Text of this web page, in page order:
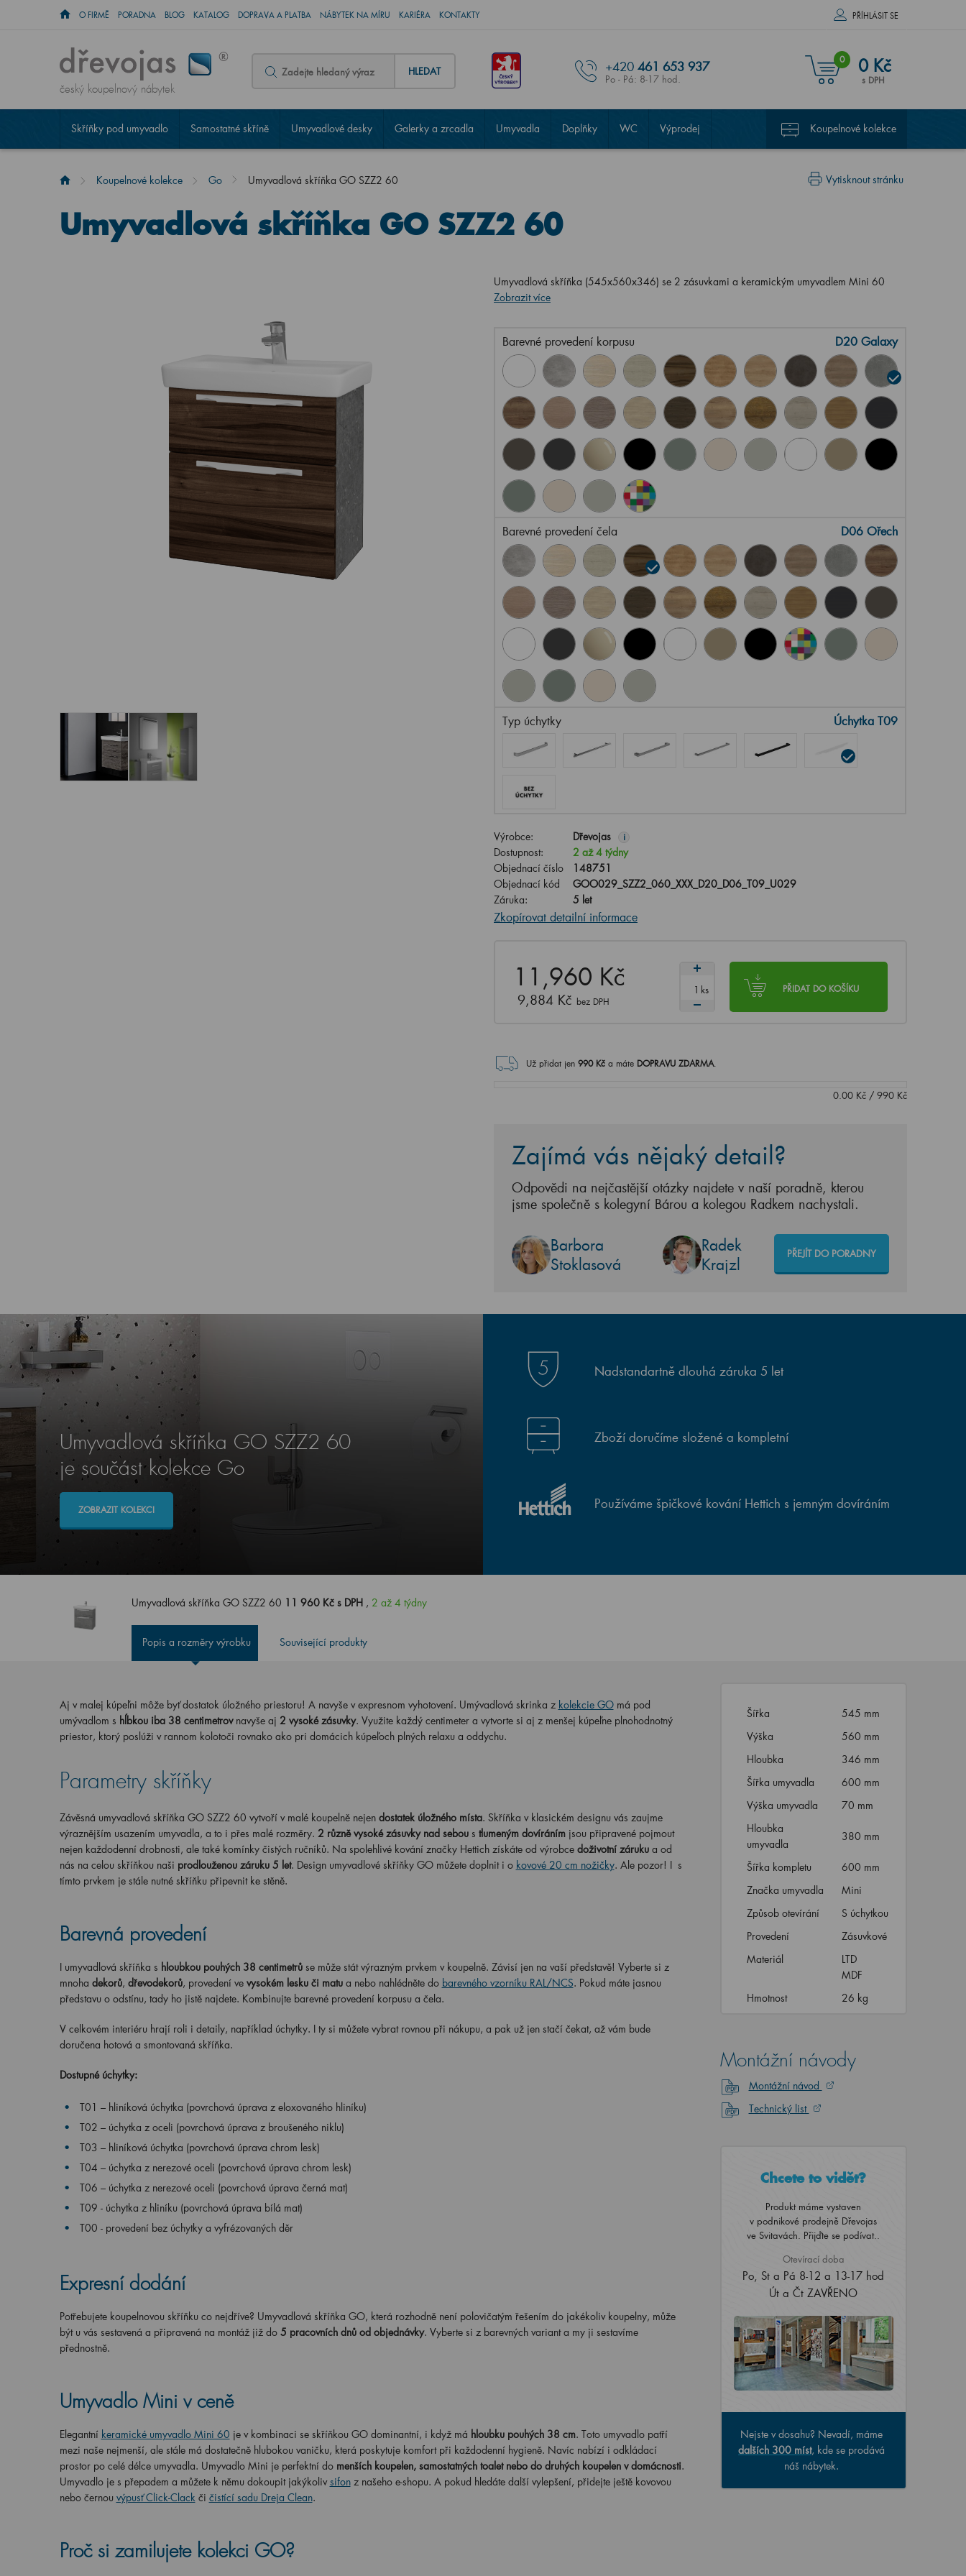
O FIRMĚ PORADNA BLOG KATALOG DOPRAVA A PLATBA NÁBYTEK NA MÍRU KARIÉRA KONTAKTY PŘÍHLÁSIT SE
český koupelnový nábytek
HLEDAT +420 461 653 937
Po - Pá: 8-17 hod.
0 0 Kč
s DPH
Skříňky pod umyvadlo Samostatné skříně Umyvadlové desky Galerky a zrcadla Umyvadla Doplňky WC Výprodej Koupelnové kolekce
Vytisknout stránku
Koupelnové kolekce Go Umyvadlová skříňka GO SZZ2 60
Umyvadlová skříňka GO SZZ2 60
Umyvadlová skříňka (545x560x346) se 2 zásuvkami a keramickým umyvadlem Mini 60
Zobrazit více
Barevné provedení korpusu D20 Galaxy
Barevné provedení čela D06 Ořech
Typ úchytky Úchytka T09
Výrobce: Dřevojas i
Dostupnost:
2 až 4 týdny
Objednací číslo
148751
Objednací kód
GOO029_SZZ2_060_XXX_D20_D06_T09_U029
Záruka:
5 let
Zkopírovat detailní informace
11,960 Kč
9,884 Kč bez DPH
PŘIDAT DO KOŠÍKU
ks
Už přidat jen 990Kč a máte DOPRAVU ZDARMA.
0.00Kč/ 990Kč
Zajímá vás nějaký detail?
Odpovědi na nejčastější otázky najdete v naší poradně, kterou
jsme společně s kolegyní Bárou a kolegou Radkem nachystali.
Barbora
Stoklasová
Radek
Krajzl
PŘEJÍT DO PORADNY
Umyvadlová skříňka GO SZZ2 60
je součást kolekce Go
ZOBRAZIT KOLEKCI
Nadstandartně dlouhá záruka 5 let
Zboží doručíme složené a kompletní
Používáme špičkové kování Hettich s jemným dovíráním
Umyvadlová skříňka GO SZZ2 60 11 960 Kč s DPH , 2 až 4 týdny
Popis a rozměry výrobku Související produkty
Aj v malej kúpeľni môže byť dostatok úložného priestoru! A navyše v expresnom vyhotovení. Umývadlová skrinka z kolekcie GO má pod
umývadlom s hĺbkou iba 38 centimetrov navyše aj 2 vysoké zásuvky. Využite každý centimeter a vytvorte si aj z menšej kúpeľne plnohodnotný
priestor, ktorý poslúži v rannom kolotoči rovnako ako pri domácich kúpeľoch plných relaxu a oddychu.
Parametry skříňky
Závěsná umyvadlová skříňka GO SZZ2 60 vytvoří v malé koupelně nejen dostatek úložného místa. Skříňka v klasickém designu vás zaujme
výraznějším usazením umyvadla, a to i přes malé rozměry. 2 různě vysoké zásuvky nad sebou s tlumeným dovíráním jsou připravené pojmout
nejen každodenní drobnosti, ale také komínky čistých ručníků. Na spolehlivé kování značky Hettich získáte od výrobce doživotní záruku a od
nás na celou skříňkou naši prodlouženou záruku 5 let. Design umyvadlové skříňky GO můžete doplnit i o kovové 20 cm nožičky. Ale pozor! I s
tímto prvkem je stále nutné skříňku připevnit ke stěně.
Barevná provedení
I umyvadlová skříňka s hloubkou pouhých 38 centimetrů se může stát výrazným prvkem v koupelně. Závisí jen na vaší představě! Vyberte si z
mnoha dekorů, dřevodekorů, provedení ve vysokém lesku či matu a nebo nahlédněte do barevného vzorníku RAL/NCS. Pokud máte jasnou
představu o odstínu, tady ho jistě najdete. Kombinujte barevné provedení korpusu a čela.
V celkovém interiéru hrají roli i detaily, například úchytky. I ty si můžete vybrat rovnou při nákupu, a pak už jen stačí čekat, až vám bude
doručena hotová a smontovaná skříňka.
Dostupné úchytky:
T01 – hliníková úchytka (povrchová úprava z eloxovaného hliníku)
T02 – úchytka z oceli (povrchová úprava z broušeného niklu)
T03 – hliníková úchytka (povrchová úprava chrom lesk)
T04 – úchytka z nerezové oceli (povrchová úprava chrom lesk)
T06 – úchytka z nerezové oceli (povrchová úprava černá mat)
T09 - úchytka z hliníku (povrchová úprava bílá mat)
T00 - provedení bez úchytky a vyfrézovaných děr
Expresní dodání
Potřebujete koupelnovou skříňku co nejdříve? Umyvadlová skříňka GO, která rozhodně není polovičatým řešením do jakékoliv koupelny, může
být u vás sestavená a připravená na montáž již do 5 pracovních dnů od objednávky. Vyberte si z barevných variant a my ji sestavíme
přednostně.
Umyvadlo Mini v ceně
Elegantní keramické umyvadlo Mini 60 je v kombinaci se skříňkou GO dominantní, i když má hloubku pouhých 38 cm. Toto umyvadlo patří
mezi naše nejmenší, ale stále má dostatečně hlubokou vaničku, která poskytuje komfort při každodenní hygieně. Navíc nabízí i odkládací
prostor po celé délce umyvadla. Umyvadlo Mini je perfektní do menších koupelen, samostatných toalet nebo do druhých koupelen v domácnosti.
Umyvadlo je s přepadem a můžete k němu dokoupit jakýkoliv sifon z našeho e-shopu. A pokud hledáte další vylepšení, přidejte ještě kovovou
nebo černou výpusť Click-Clack či čistící sadu Dreja Clean.
Proč si zamilujete kolekci GO?
Šířka
545 mm
Výška
560 mm
Hloubka
346 mm
Šířka umyvadla
600 mm
Výška umyvadla
70 mm
Hloubka
umyvadla
380 mm
Šířka kompletu
600 mm
Značka umyvadla
Mini
Způsob otevírání
S úchytkou
Provedení
Zásuvkové
Materiál
LTD
MDF
Hmotnost
26 kg
Montážní návody
Montážní návod
Technický list
Chcete to vidět?
Produkt máme vystaven
v podnikové prodejně Dřevojas
ve Svitavách. Přijďte se podívat..
Otevírací doba
Po, St a Pá 8-12 a 13-17 hod
Út a Čt ZAVŘENO
Nejste v dosahu? Nevadí, máme
dalších 300 míst, kde se prodává
náš nábytek.